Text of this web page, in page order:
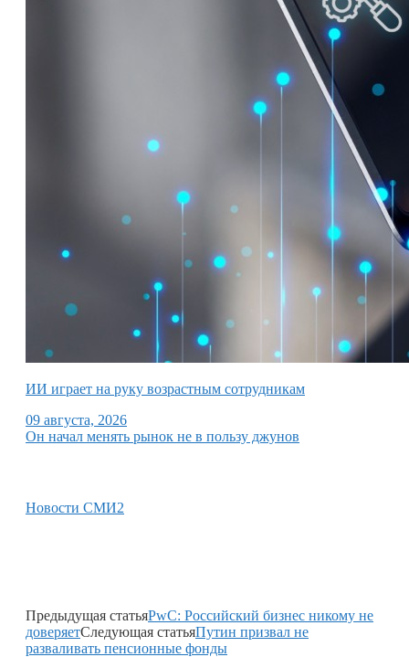
ИИ играет на руку возрастным сотрудникам
09 августа, 2026
Он начал менять рынок не в пользу джунов
Новости СМИ2
Предыдущая статьяPwC: Российский бизнес никому не
доверяетСледующая статьяПутин призвал не
разваливать пенсионные фонды